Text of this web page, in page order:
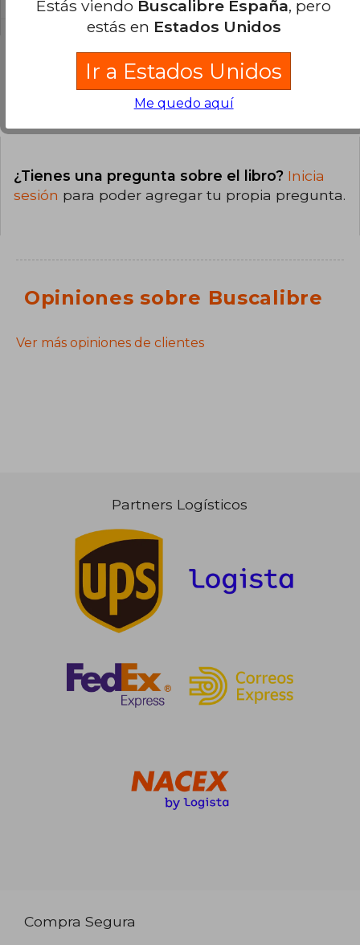
Preguntas y respuestas sobre el libro
¿Tienes una pregunta sobre el libro? Inicia
sesión para poder agregar tu propia pregunta.
Opiniones sobre Buscalibre
Ver más opiniones de clientes
Partners Logísticos
Compra Segura
Estás viendo Buscalibre España, pero
estás en Estados Unidos
Ir a Estados Unidos
Me quedo aquí